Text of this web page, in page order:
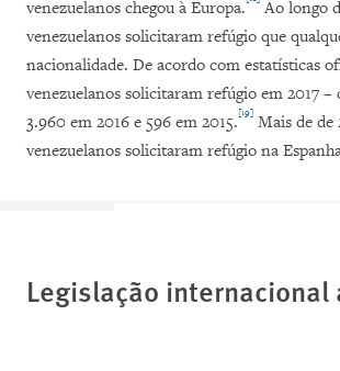
venezuelanos chegou à Europa.
Ao longo
venezuelanos solicitaram refúgio que
nacionalidade. De acordo com estatísticas
venezuelanos solicitaram refúgio em 2017 –
3.960 em 2016 e 596 em 2015.[19] Mais de de
venezuelanos solicitaram refúgio na
Legislação